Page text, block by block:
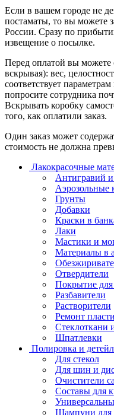
Если в вашем городе не
постаматы, то вы можете
России. Сразу по
извещение о посылке.
Перед оплатой вы можете
вскрывая): вес,
соответствует
попросите сотрудника
Вскрывать коробку
того, как оплатили заказ.
Один заказ может
стоимость не должна
Лакокрасочные
Антигравий и
Аэрозольные
Грунты
Добавки
Краски в
Лаки
Мастики и
Материалы в
Отвердители
Покрытие для
Разбавители
Растворители
Ремонт
Стеклоткани
Шпатлевки
Полировка и
Для стекол
Для шин и
Очистители
Составы для
Шампуни для